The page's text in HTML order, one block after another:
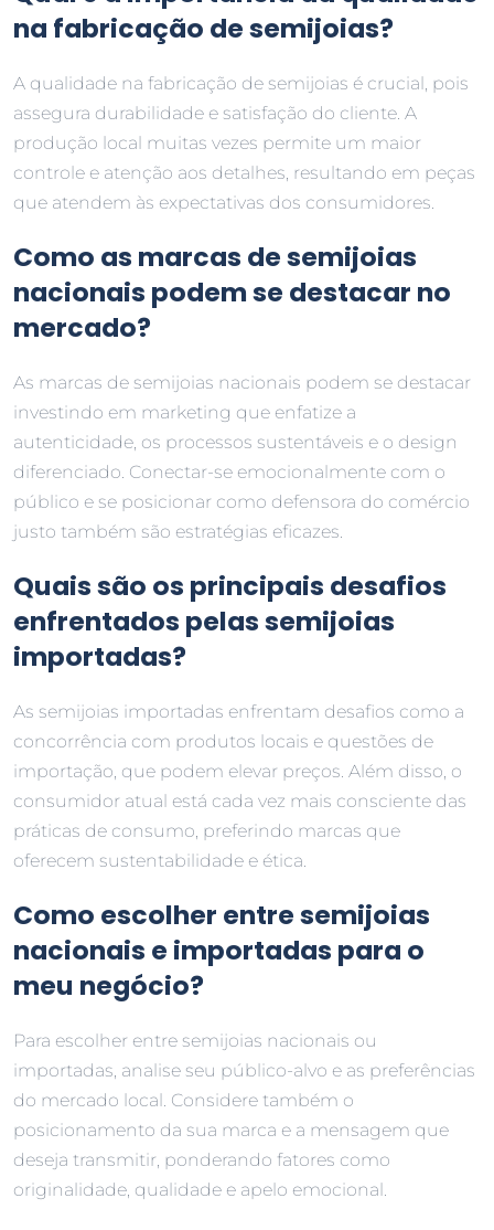
na fabricação de semijoias?
A qualidade na fabricação de semijoias é crucial, pois
assegura durabilidade e satisfação do cliente. A
produção local muitas vezes permite um maior
controle e atenção aos detalhes, resultando em peças
que atendem às expectativas dos consumidores.
Como as marcas de semijoias
nacionais podem se destacar no
mercado?
As marcas de semijoias nacionais podem se destacar
investindo em marketing que enfatize a
autenticidade, os processos sustentáveis e o design
diferenciado. Conectar-se emocionalmente com o
público e se posicionar como defensora do comércio
justo também são estratégias eficazes.
Quais são os principais desafios
enfrentados pelas semijoias
importadas?
As semijoias importadas enfrentam desafios como a
concorrência com produtos locais e questões de
importação, que podem elevar preços. Além disso, o
consumidor atual está cada vez mais consciente das
práticas de consumo, preferindo marcas que
oferecem sustentabilidade e ética.
Como escolher entre semijoias
nacionais e importadas para o
meu negócio?
Para escolher entre semijoias nacionais ou
importadas, analise seu público-alvo e as preferências
do mercado local. Considere também o
posicionamento da sua marca e a mensagem que
deseja transmitir, ponderando fatores como
originalidade, qualidade e apelo emocional.